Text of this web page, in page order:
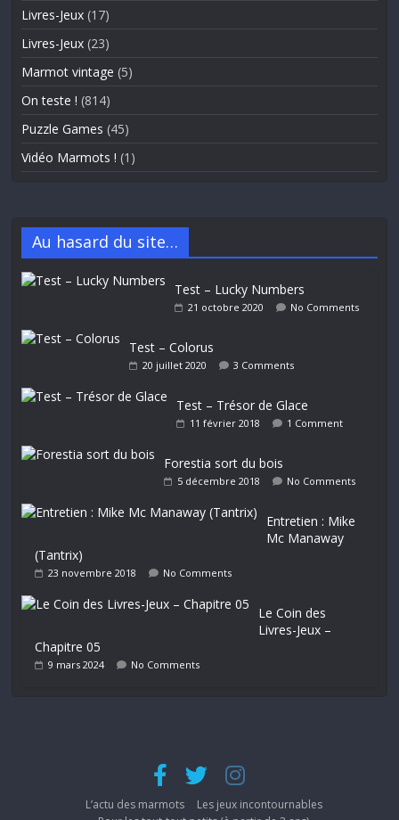
Livres-Jeux (17)
Livres-Jeux (23)
Marmot vintage (5)
On teste ! (814)
Puzzle Games (45)
Vidéo Marmots ! (1)
Au hasard du site…
Test – Lucky Numbers
21 octobre 2020 No Comments
Test – Colorus
20 juillet 2020 3 Comments
Test – Trésor de Glace
11 février 2018 1 Comment
Forestia sort du bois
5 décembre 2018 No Comments
Entretien : Mike
Mc Manaway
(Tantrix)
23 novembre 2018 No Comments
Le Coin des
Livres-Jeux –
Chapitre 05
9 mars 2024 No Comments
L’actu des marmots
Les jeux incontournables